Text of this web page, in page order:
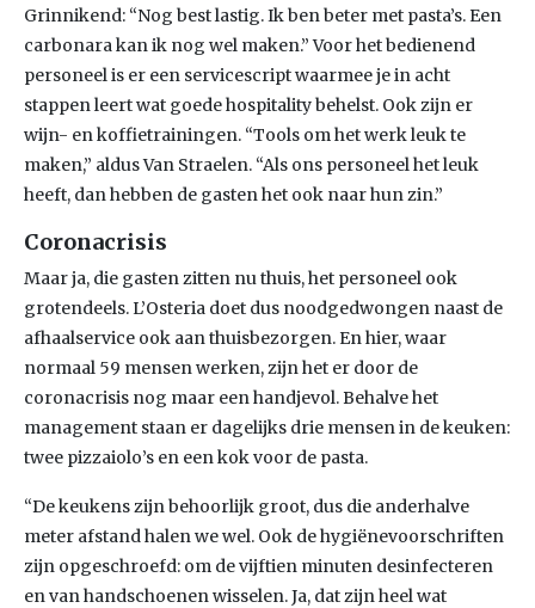
Grinnikend: “Nog best lastig. Ik ben beter met pasta’s. Een
carbonara kan ik nog wel maken.” Voor het bedienend
personeel is er een servicescript waarmee je in acht
stappen leert wat goede hospitality behelst. Ook zijn er
wijn- en koffietrainingen. “Tools om het werk leuk te
maken,” aldus Van Straelen. “Als ons personeel het leuk
heeft, dan hebben de gasten het ook naar hun zin.”
Coronacrisis
Maar ja, die gasten zitten nu thuis, het personeel ook
grotendeels. L’Osteria doet dus noodgedwongen naast de
afhaalservice ook aan thuisbezorgen. En hier, waar
normaal 59 mensen werken, zijn het er door de
coronacrisis nog maar een handjevol. Behalve het
management staan er dagelijks drie mensen in de keuken:
twee pizzaiolo’s en een kok voor de pasta.
“De keukens zijn behoorlijk groot, dus die anderhalve
meter afstand halen we wel. Ook de hygiënevoorschriften
zijn opgeschroefd: om de vijftien minuten desinfecteren
en van handschoenen wisselen. Ja, dat zijn heel wat